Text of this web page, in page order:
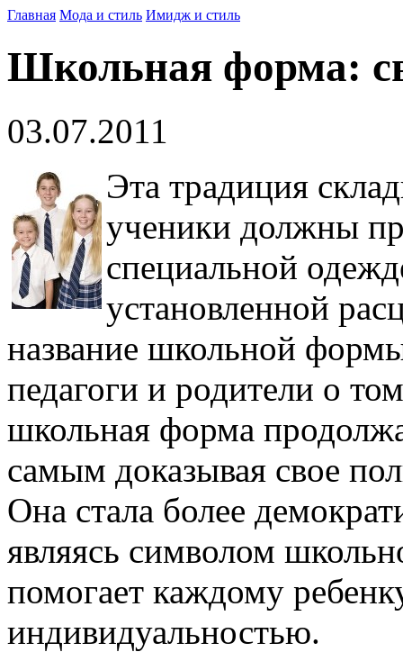
Главная Мода и стиль Имидж и стиль
Школьная форма:
03.07.2011
Эта традиция
ученики должны
специальной
установленной
название школьной
педагоги и родители о
школьная форма
самым доказывая свое
Она стала более
являясь символом
помогает каждому
индивидуальностью.